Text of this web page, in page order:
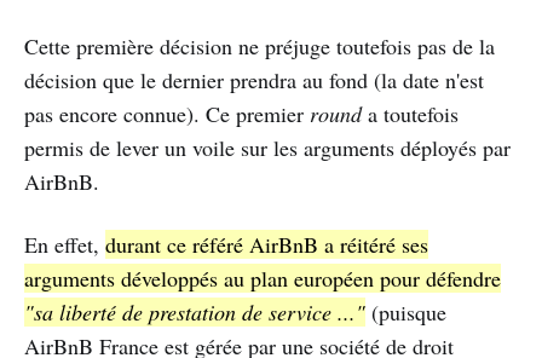
Cette première décision ne préjuge toutefois pas de la
décision que le dernier prendra au fond (la date n'est
pas encore connue). Ce premier rounda toutefois
permis de lever un voile sur les arguments déployés par
AirBnB.
En effet, durant ce référé AirBnB a réitéré ses
arguments développés au plan européen pour défendre
"sa liberté de prestation de service ..." (puisque
AirBnB France est gérée par une société de droit